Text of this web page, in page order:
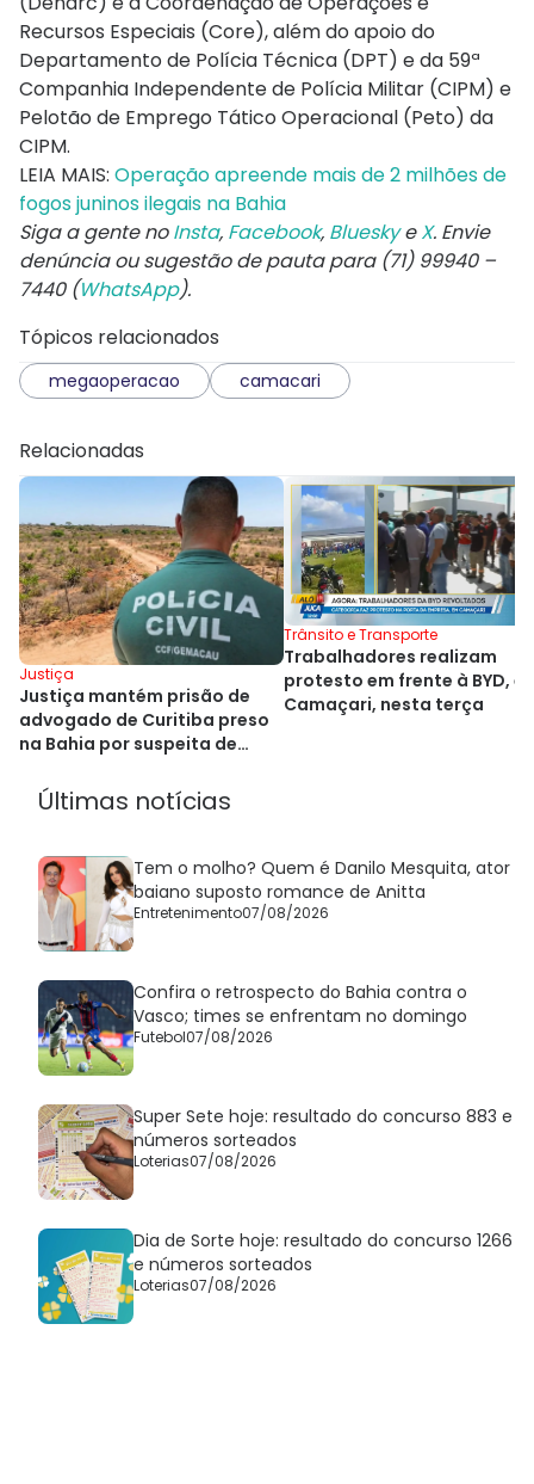
Recursos Especiais (Core), além do apoio do
Departamento de Polícia Técnica (DPT) e da 59ª
Companhia Independente de Polícia Militar (CIPM) e
Pelotão de Emprego Tático Operacional (Peto) da
CIPM.
LEIA MAIS: Operação apreende mais de 2 milhões de
fogos juninos ilegais na Bahia
Siga a gente noInsta, Facebook, BlueskyeX. Envie
denúncia ou sugestão de pauta para (71) 99940 –
7440 (WhatsApp).
Tópicos relacionados
megaoperacao camacari
Relacionadas
Justiça
Justiça mantém prisão de
advogado de Curitiba preso
na Bahia por suspeita de
Trânsito e Transporte
Trabalhadores realizam
protesto em frente à BYD,
Camaçari, nesta terça
Últimas notícias
Tem o molho? Quem é Danilo Mesquita, ator
baiano suposto romance de Anitta
Entretenimento07/08/2026
Confira o retrospecto do Bahia contra o
Vasco; times se enfrentam no domingo
Futebol07/08/2026
Super Sete hoje: resultado do concurso 883 e
números sorteados
Loterias07/08/2026
Dia de Sorte hoje: resultado do concurso 1266
e números sorteados
Loterias07/08/2026